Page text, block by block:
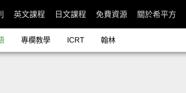
英文課程 日文課程 免費資源 關於希平方
專欄教學 ICRT 翰林